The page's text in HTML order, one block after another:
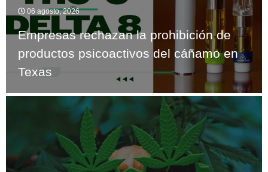
06 agosto, 2026
Empresas rechazan la prohibición de
productos psicoactivos del cáñamo en
Texas